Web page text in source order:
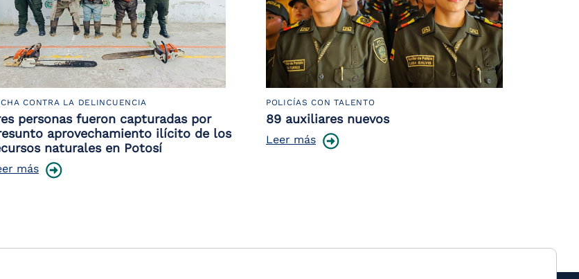
CONTRA LA DELINCUENCIA
personas fueron capturadas por
aprovechamiento ilícito de los
naturales en Potosí
más
POLICÍAS CON TALENTO
89 auxiliares nuevos
Leer más